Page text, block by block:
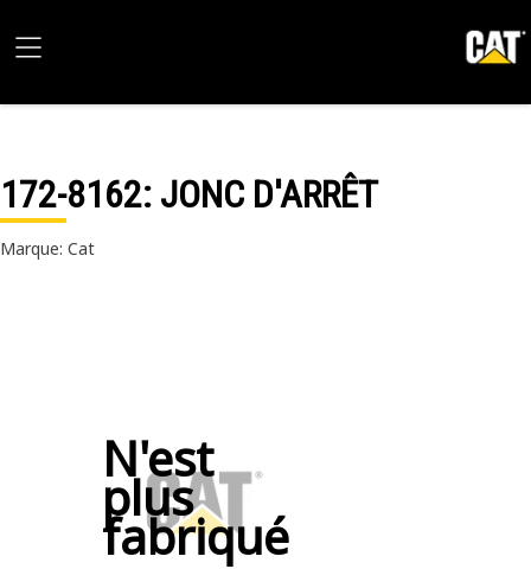
172-8162: JONC D'ARRÊT
Marque: Cat
N'est
plus
fabriqué